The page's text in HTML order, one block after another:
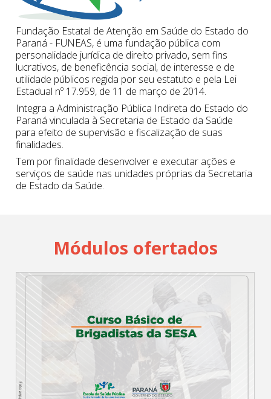
Cadastrar
Fundação Estatal de Atenção em Saúde do Estado do
Paraná - FUNEAS, é uma fundação pública com
personalidade jurídica de direito privado, sem fins
lucrativos, de beneficência social, de interesse e de
utilidade públicos regida por seu estatuto e pela Lei
Estadual nº 17.959, de 11 de março de 2014.
Integra a Administração Pública Indireta do Estado do
Paraná vinculada à Secretaria de Estado da Saúde
para efeito de supervisão e fiscalização de suas
finalidades.
Tem por finalidade desenvolver e executar ações e
serviços de saúde nas unidades próprias da Secretaria
de Estado da Saúde.
Módulos ofertados